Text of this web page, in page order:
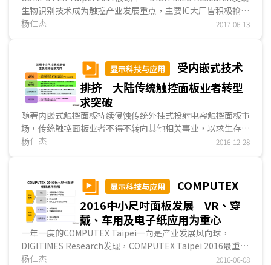
生物识别技术成为触控产业发展重点，主要IC大厂皆积极抢攻
指纹输入市场，并由手机向筆記本電腦(NB)领域扩散。此次
杨仁杰 2017-06-13
显示科技与应用
受内嵌式技术
排挤 大陆传统触控面板业者转型
求突破
随著内嵌式触控面板持续侵蚀传统外挂式投射电容触控面板市
场，传统触控面板业者不得不转向其他相关事业，以求生存。
DIGITIMES Research发现，大陆主要触控面板业者纷纷转向
杨仁杰 2016-12-28
显示科技与应用
COMPUTEX
2016中小尺吋面板发展 VR、穿
戴、车用及电子纸应用为重心
一年一度的COMPUTEX Taipei一向是产业发展风向球，
DIGITIMES Research发现，COMPUTEX Taipei 2016最重要
的新兴发展为虚拟实境(VR)。VR虽非首度在COMPUTEX亮
杨仁杰 2016-06-08